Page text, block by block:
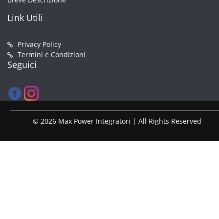
Link Utili
Privacy Policy
Termini e Condizioni
Seguici
© 2026 Max Power Integratori | All Rights Reserved